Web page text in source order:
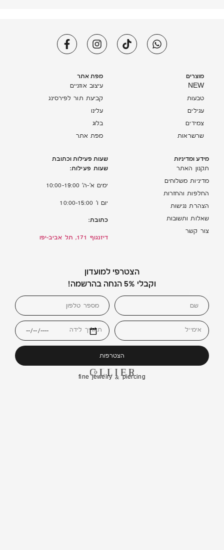
מוצרים
NEW
טבעות
עגילים
צמידים
שרשראות
מפת אתר
עיצוב אוזניים
קביעת תור לפירסינג
עלינו
בלוג
מפת אתר
מידע ומדיניות
תקנון האתר
מדיניות משלוחים
החלפות והחזרות
הצהרת נגישות
שאלות ותשובות
צור קשר
שעות פעילות וכתובת
שעות פעילות:
ימים א’-ה’ 10:00-19:00
יום ו’ 10:00-15:00
כתובת:
דיזנגוף 171, תל אביב-יפו
הצטרפי למועדון
וקבלי 5% הנחה בהרשמה!
אימייל תאריך לידה
הצטרפות
fine jewelry & piercing